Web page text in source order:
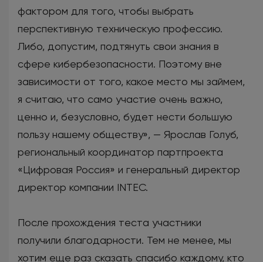
фактором для того, чтобы выбрать
перспективную техническую профессию.
Либо, допустим, подтянуть свои знания в
сфере кибербезопасности. Поэтому вне
зависимости от того, какое место мы займем,
я считаю, что само участие очень важно,
ценно и, безусловно, будет нести большую
пользу нашему обществу», — Ярослав Голуб,
региональный координатор партпроекта
«Цифровая Россия» и генеральный директор
директор компании INTEC.
После прохождения теста участники
получили благодарности. Тем не менее, мы
хотим еще раз сказать спасибо каждому, кто